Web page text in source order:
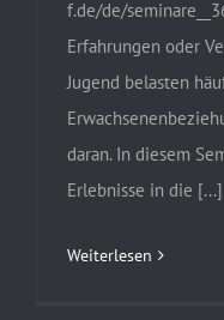
f.de/de/
Erfahrungen oder
Jugend belasten
daran. In diesem
Erlebnisse in die [...]
Weiterlesen